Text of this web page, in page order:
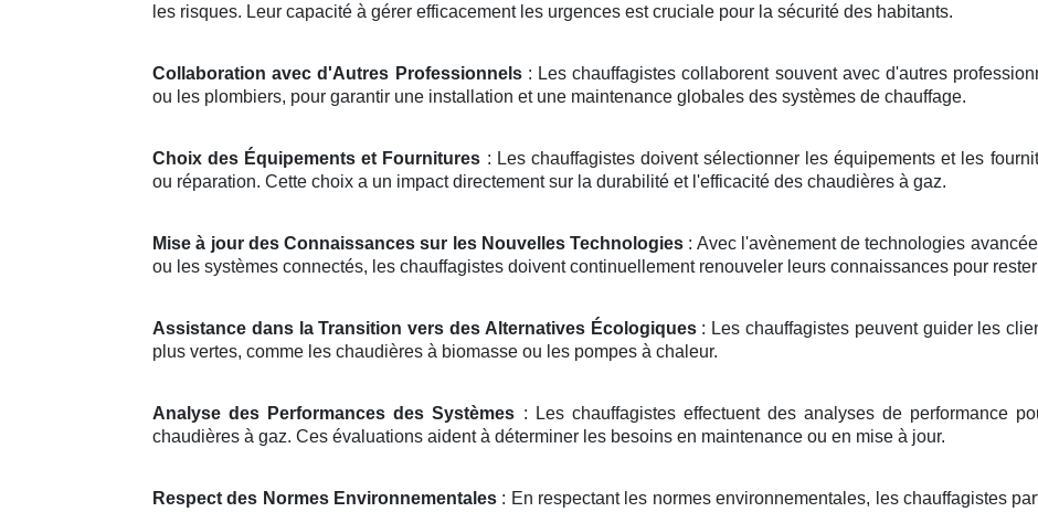
les risques. Leur capacité à gérer efficacement les urgences est cruciale pour la sécurité des habitants.
Collaboration avec d'Autres Professionnels: Les chauffagistes collaborent souvent avec d'autres
ou les plombiers, pour garantir une installation et une maintenance globales des systèmes de chauffage.
Choix des Équipements et Fournitures : Les chauffagistes doivent sélectionner les équipements et les
ou réparation. Cette choix a un impact directement sur la durabilité et l'efficacité des chaudières à gaz.
Mise à jour des Connaissances sur les Nouvelles Technologies : Avec l'avènement de technologies
ou les systèmes connectés, les chauffagistes doivent continuellement renouveler leurs connaissances pour
Assistance dans la Transition vers des Alternatives Écologiques: Les chauffagistes peuvent guider les
plus vertes, comme les chaudières à biomasse ou les pompes à chaleur.
Analyse des Performances des Systèmes : Les chauffagistes effectuent des analyses de performance
chaudières à gaz. Ces évaluations aident à déterminer les besoins en maintenance ou en mise à jour.
Respect des Normes Environnementales : En respectant les normes environnementales, les chauffagistes